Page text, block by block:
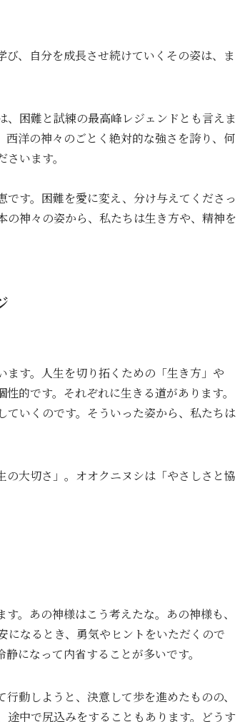
、自分を成長させ続けていくその姿は、ま
困難と試練の最高峰レジェンドとも言えま
洋の神々のごとく絶対的な強さを誇り、何
います。
す。困難を愛に変え、分け与えてくださっ
神々の姿から、私たちは生き方や、精神を
す。人生を切り拓くための「生き方」や
的です。それぞれに生きる道があります。
いくのです。そういった姿から、私たちは
大切さ」。オオクニヌシは「やさしさと協
。あの神様はこう考えたな。あの神様も、
なるとき、勇気やヒントをいただくので
になって内省することが多いです。
動しようと、決意して歩を進めたものの、
中で尻込みをすることもあります。どうす